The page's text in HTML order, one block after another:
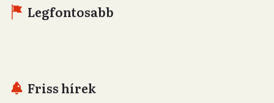
Legfontosabb
Friss hírek